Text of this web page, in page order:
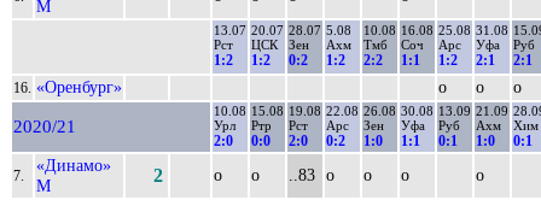
М
13.07
Рст
1:2
20.07
ЦСК
1:2
28.07
Зен
0:2
5.08
Ахм
1:2
10.08
Тмб
2:2
16.08
Соч
1:1
25.08
Арс
1:2
31.08
Уфа
2:1
Руб
2:1
16. «Оренбург» о о о
2020/21
10.08
Урл
2:0
15.08
Ртр
0:0
19.08
Рст
2:0
22.08
Арс
0:2
26.08
Зен
1:0
30.08
Уфа
1:1
13.09
Руб
0:1
21.09
Ахм
1:0
Хим
0:1
7.
«Динамо»
М
2 о о ..83 о о о о